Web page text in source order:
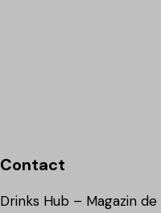
Contact
Drinks Hub – Magazin de